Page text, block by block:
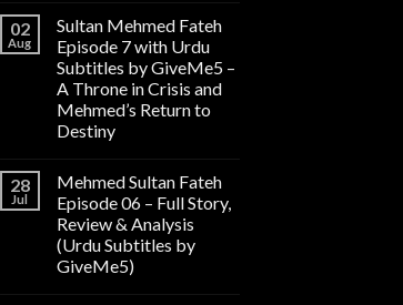
02
Aug
Sultan Mehmed Fateh
Episode 7 with Urdu
Subtitles by GiveMe5 –
A Throne in Crisis and
Mehmed’s Return to
Destiny
28
Jul
Mehmed Sultan Fateh
Episode 06 – Full Story,
Review & Analysis
(Urdu Subtitles by
GiveMe5)